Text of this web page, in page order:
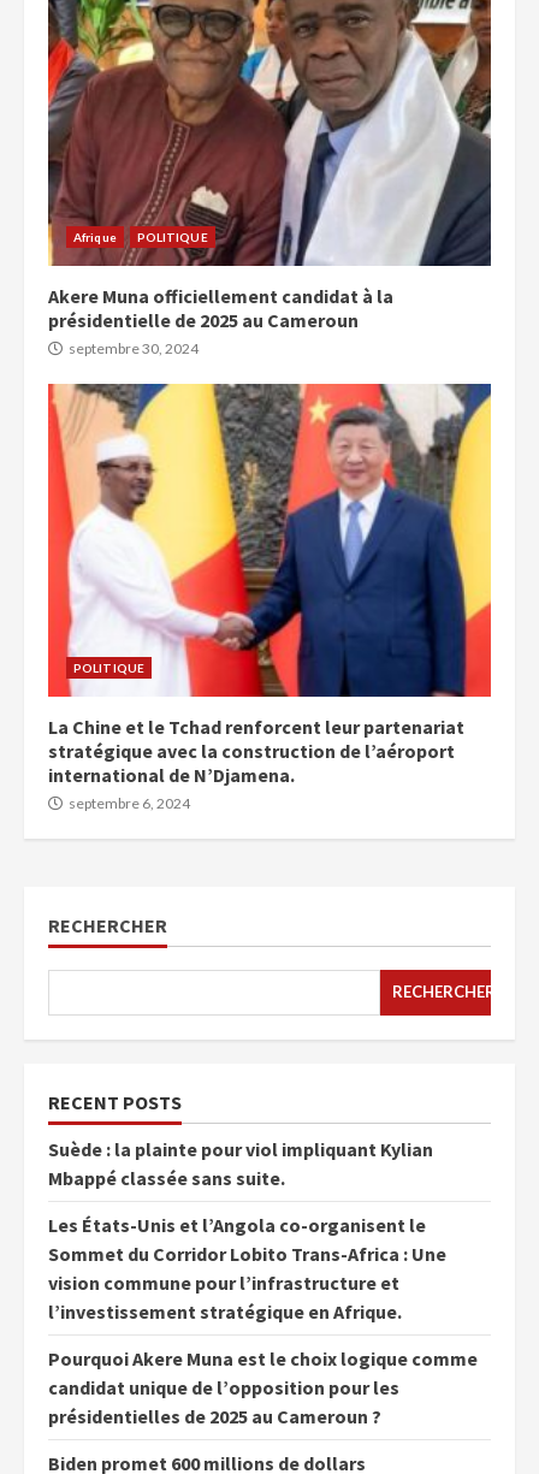
Afrique POLITIQUE
Akere Muna officiellement candidat à la
présidentielle de 2025 au Cameroun
septembre 30, 2024
POLITIQUE
La Chine et le Tchad renforcent leur partenariat
stratégique avec la construction de l’aéroport
international de N’Djamena.
septembre 6, 2024
RECHERCHER
RECHERCHER
RECENT POSTS
Suède : la plainte pour viol impliquant Kylian
Mbappé classée sans suite.
Les États-Unis et l’Angola co-organisent le
Sommet du Corridor Lobito Trans-Africa : Une
vision commune pour l’infrastructure et
l’investissement stratégique en Afrique.
Pourquoi Akere Muna est le choix logique comme
candidat unique de l’opposition pour les
présidentielles de 2025 au Cameroun ?
Biden promet 600 millions de dollars